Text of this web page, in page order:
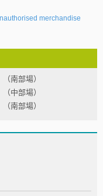
merchandise
南部場）
中部場）
南部場）